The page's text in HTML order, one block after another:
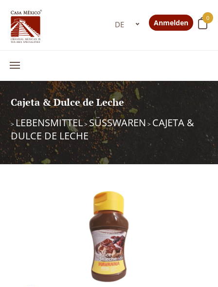
0
Anmelden
Cajeta & Dulce de Leche
> LEBENSMITTEL>SÜSSWAREN > CAJETA &
DULCE DE LECHE